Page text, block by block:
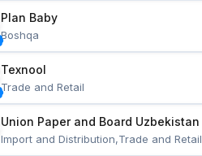
Plan Baby
Boshqa
Texnool
Trade and Retail
Union Paper and Board Uzbekistan
Import and Distribution,Trade and Retail